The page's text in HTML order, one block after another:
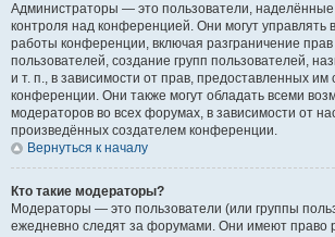
Администраторы — это пользователи,
контроля над конференцией. Они могут управлять
работы конференции, включая разграничение
пользователей, создание групп пользователей,
и т. п., в зависимости от прав, предоставленных им
конференции. Они также могут обладать всеми
модераторов во всех форумах, в зависимости от
произведённых создателем конференции.
Вернуться к началу
Кто такие модераторы?
Модераторы — это пользователи (или группы
ежедневно следят за форумами. Они имеют право